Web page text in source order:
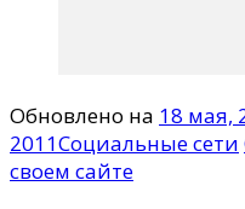
Обновлено на 18 мая,
2011Социальные сети
своем сайте